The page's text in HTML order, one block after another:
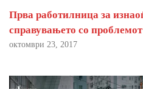
Прва работилница за
справувањето со
октомври 23, 2017